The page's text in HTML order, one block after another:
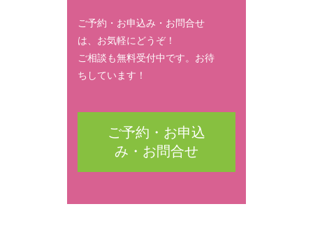
ご予約・お申込み・お問合せ
は、お気軽にどうぞ！
ご相談も無料受付中です。お待
ちしています！
ご予約・お申込
み・お問合せ